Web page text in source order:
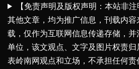
【免责声明及版权声明：本站非
其他文章，均为推广信息，刊载内
载，仅作为互联网信息传递存储，
单位，该文观点、文字及图片权责
表岭南网观点和立场，不承担任何责